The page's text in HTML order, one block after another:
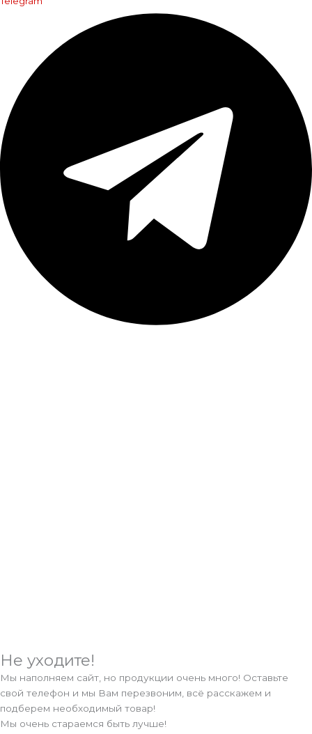
Не уходите!
Мы наполняем сайт, но продукции очень много! Оставьте
свой телефон и мы Вам перезвоним, всё расскажем и
подберем необходимый товар!
Мы очень стараемся быть лучше!